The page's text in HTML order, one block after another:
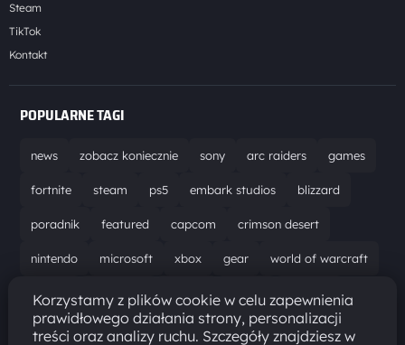
Steam
TikTok
Kontakt
POPULARNE TAGI
news zobacz koniecznie sony arc raiders games
fortnite steam ps5 embark studios blizzard
poradnik featured capcom crimson desert
nintendo microsoft xbox gear world of warcraft
solucja marathon ubisoft bungie recenzja
resident evil requiem gaming aktualizacja pc
Korzystamy z plików cookie w celu zapewnienia
prawidłowego działania strony, personalizacji
treści oraz analizy ruchu. Szczegóły znajdziesz w